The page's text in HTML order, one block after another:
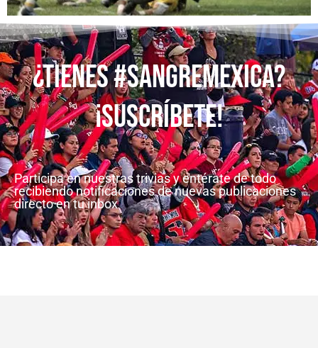
¿Tienes #SangreMexica?
¡SuscrÍbete!
Participa en nuestras trivias y entérate de todo
recibiendo notificaciones de nuevas publicaciones
directo en tu inbox